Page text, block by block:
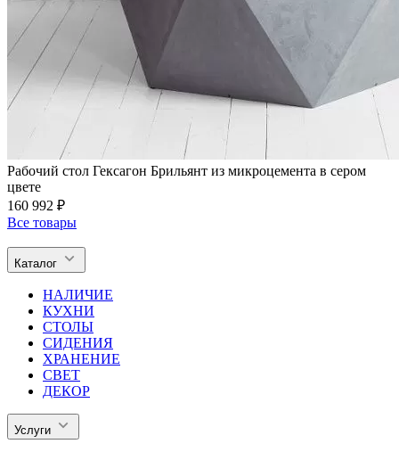
Рабочий стол Гексагон Брильянт из микроцемента в сером
цвете
160 992 ₽
Все товары
Каталог
НАЛИЧИЕ
КУХНИ
СТОЛЫ
СИДЕНИЯ
ХРАНЕНИЕ
СВЕТ
ДЕКОР
Услуги